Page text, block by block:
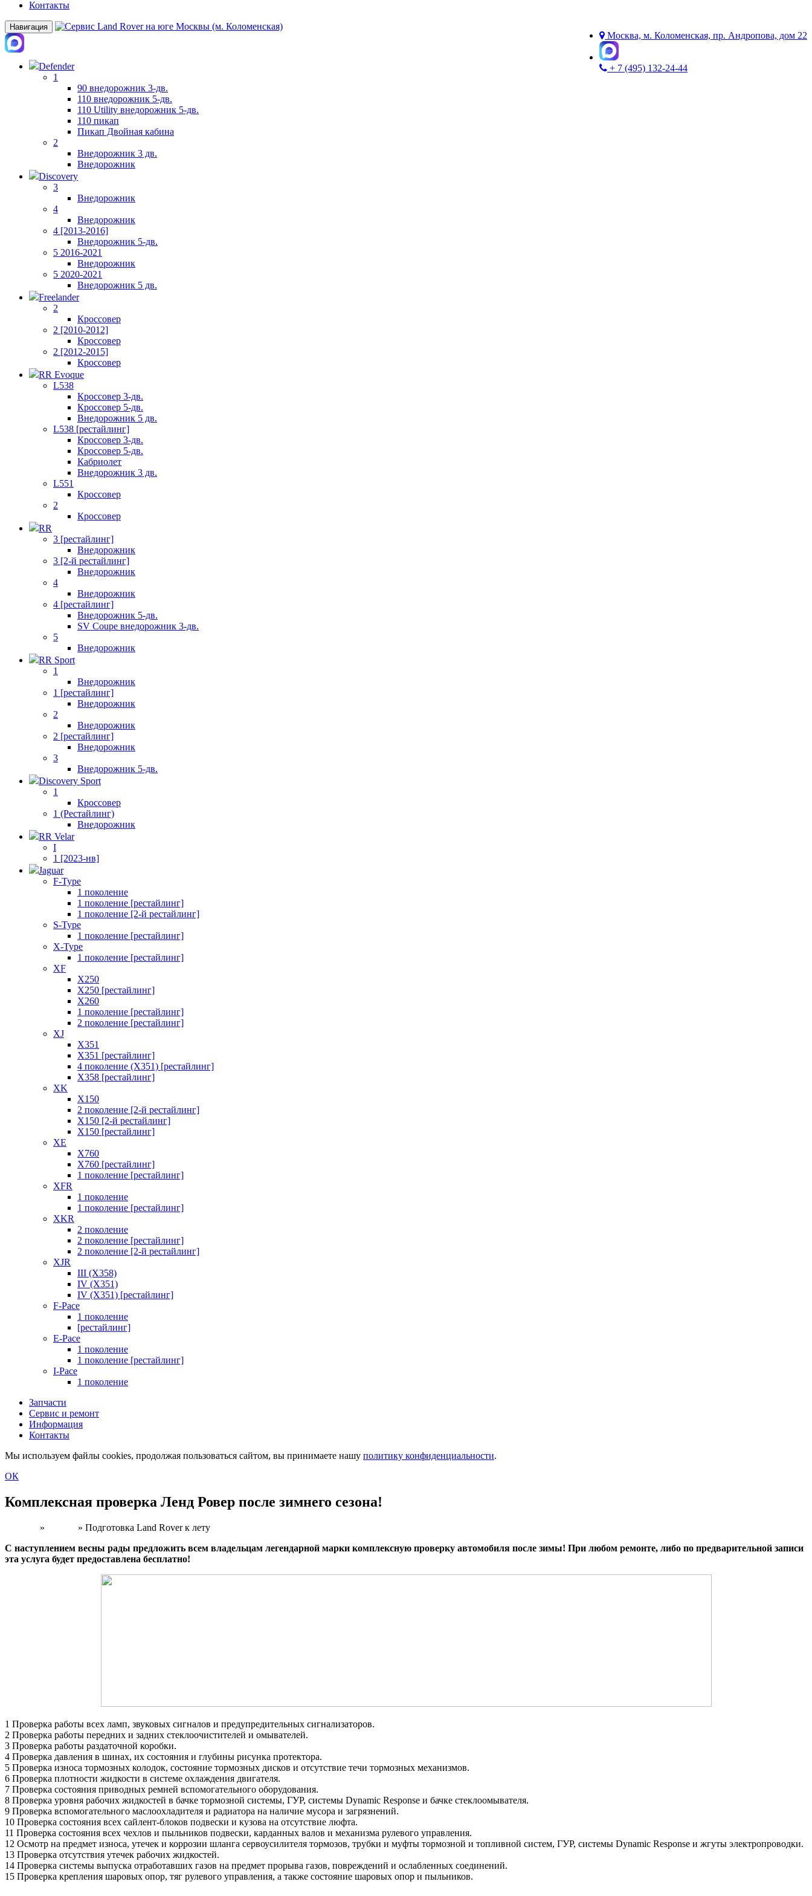
Контакты
Москва, м. Коломенская, пр. Андропова, дом 22
+ 7 (495) 132-24-44
Навигация
Defender
1
90 внедорожник 3-дв.
110 внедорожник 5-дв.
110 Utility внедорожник 5-дв.
110 пикап
Пикап Двойная кабина
2
Внедорожник 3 дв.
Внедорожник
Discovery
3
Внедорожник
4
Внедорожник
4 [2013-2016]
Внедорожник 5-дв.
5 2016-2021
Внедорожник
5 2020-2021
Внедорожник 5 дв.
Freelander
2
Кроссовер
2 [2010-2012]
Кроссовер
2 [2012-2015]
Кроссовер
RR Evoque
L538
Кроссовер 3-дв.
Кроссовер 5-дв.
Внедорожник 5 дв.
L538 [рестайлинг]
Кроссовер 3-дв.
Кроссовер 5-дв.
Кабриолет
Внедорожник 3 дв.
L551
Кроссовер
2
Кроссовер
RR
3 [рестайлинг]
Внедорожник
3 [2-й рестайлинг]
Внедорожник
4
Внедорожник
4 [рестайлинг]
Внедорожник 5-дв.
SV Coupe внедорожник 3-дв.
5
Внедорожник
RR Sport
1
Внедорожник
1 [рестайлинг]
Внедорожник
2
Внедорожник
2 [рестайлинг]
Внедорожник
3
Внедорожник 5-дв.
Discovery Sport
1
Кроссовер
1 (Рестайлинг)
Внедорожник
RR Velar
I
1 [2023-нв]
Jaguar
F-Type
1 поколение
1 поколение [рестайлинг]
1 поколение [2-й рестайлинг]
S-Type
1 поколение [рестайлинг]
X-Type
1 поколение [рестайлинг]
XF
X250
X250 [рестайлинг]
X260
1 поколение [рестайлинг]
2 поколение [рестайлинг]
XJ
X351
X351 [рестайлинг]
4 поколение (X351) [рестайлинг]
X358 [рестайлинг]
XK
X150
2 поколение [2-й рестайлинг]
X150 [2-й рестайлинг]
X150 [рестайлинг]
XE
X760
X760 [рестайлинг]
1 поколение [рестайлинг]
XFR
1 поколение
1 поколение [рестайлинг]
XKR
2 поколение
2 поколение [рестайлинг]
2 поколение [2-й рестайлинг]
XJR
III (X358)
IV (X351)
IV (X351) [рестайлинг]
F-Pace
1 поколение
[рестайлинг]
E-Pace
1 поколение
1 поколение [рестайлинг]
I-Pace
1 поколение
Запчасти
Сервис и ремонт
Информация
Контакты
Мы используем файлы cookies, продолжая пользоваться сайтом, вы принимаете нашу политику конфиденциальности.
ОК
Комплексная проверка Ленд Ровер после зимнего сезона!
» » Подготовка Land Rover к лету
С наступлением весны рады предложить всем владельцам легендарной марки комплексную проверку автомобиля после зимы! При любом ремонте, либо по предварительной записи
эта услуга будет предоставлена бесплатно!
1 Проверка работы всех ламп, звуковых сигналов и предупредительных сигнализаторов.
2 Проверка работы передних и задних стеклоочистителей и омывателей.
3 Проверка работы раздаточной коробки.
4 Проверка давления в шинах, их состояния и глубины рисунка протектора.
5 Проверка износа тормозных колодок, состояние тормозных дисков и отсутствие течи тормозных механизмов.
6 Проверка плотности жидкости в системе охлаждения двигателя.
7 Проверка состояния приводных ремней вспомогательного оборудования.
8 Проверка уровня рабочих жидкостей в бачке тормозной системы, ГУР, системы Dynamic Response и бачке стеклоомывателя.
9 Проверка вспомогательного маслоохладителя и радиатора на наличие мусора и загрязнений.
10 Проверка состояния всех сайлент-блоков подвески и кузова на отсутствие люфта.
11 Проверка состояния всех чехлов и пыльников подвески, карданных валов и механизма рулевого управления.
12 Осмотр на предмет износа, утечек и коррозии шланга сервоусилителя тормозов, трубки и муфты тормозной и топливной систем, ГУР, системы Dynamic Response и жгуты электропроводки.
13 Проверка отсутствия утечек рабочих жидкостей.
14 Проверка системы выпуска отработавших газов на предмет прорыва газов, повреждений и ослабленных соединений.
15 Проверка крепления шаровых опор, тяг рулевого управления, а также состояние шаровых опор и пыльников.